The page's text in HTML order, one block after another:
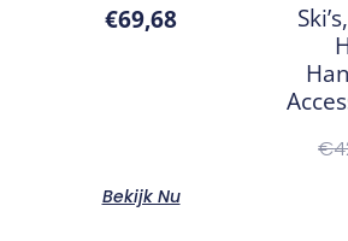
€69,68
Bekijk Nu
€